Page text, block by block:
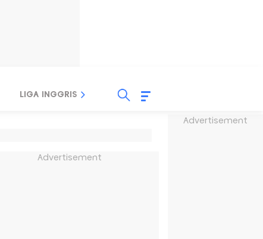
Advertisement
LIGA INGGRIS LIGA ITALIA
Advertisement